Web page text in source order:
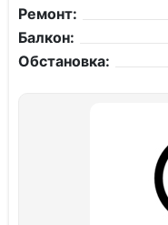
Ремонт:
Балкон:
Обстановка: